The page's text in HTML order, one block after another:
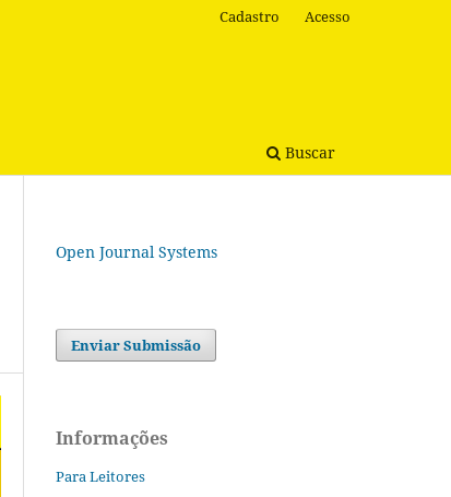
Buscar
Cadastro Acesso
Open Journal Systems
Enviar Submissão
Informações
Para Leitores